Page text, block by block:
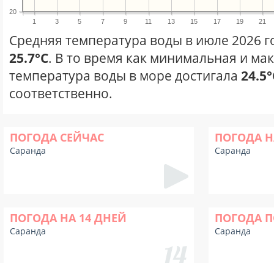
1 3 5 7 9 11 13 15 17 19 21
20
Средняя температура воды в июле 2026
25.7°C. В то время как минимальная и
температура воды в море достигала
соответственно.
ПОГОДА СЕЙЧАС
Саранда
ПОГОДА
Саранда
ПОГОДА НА 14 ДНЕЙ
Саранда
ПОГОДА
Саранда